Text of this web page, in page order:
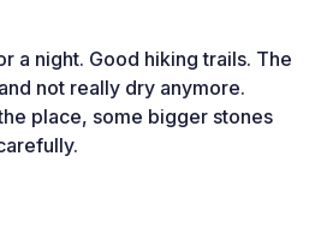
a night. Good hiking trails. The
not really dry anymore.
place, some bigger stones